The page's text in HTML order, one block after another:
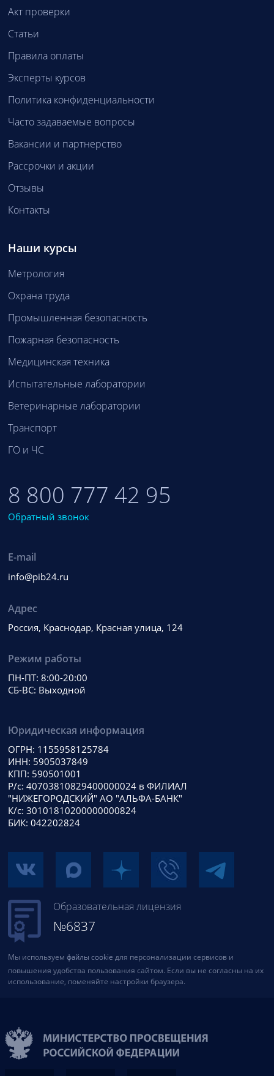
Акт проверки
Статьи
Правила оплаты
Эксперты курсов
Политика конфиденциальности
Часто задаваемые вопросы
Вакансии и партнерство
Рассрочки и акции
Отзывы
Контакты
Наши курсы
Метрология
Охрана труда
Промышленная безопасность
Пожарная безопасность
Медицинская техника
Испытательные лаборатории
Ветеринарные лаборатории
Транспорт
ГО и ЧС
8 800 777 42 95
Обратный звонок
E-mail
info@pib24.ru
Адрес
Россия, Краснодар, Красная улица, 124
Режим работы
ПН-ПТ: 8:00-20:00
СБ-ВС: Выходной
Юридическая информация
ОГРН: 1155958125784
ИНН: 5905037849
КПП: 590501001
Р/с: 40703810829400000024 в ФИЛИАЛ
"НИЖЕГОРОДСКИЙ" АО "АЛЬФА-БАНК"
К/с: 30101810200000000824
БИК: 042202824
Образовательная лицензия
№6837
Мы используем файлы cookie для персонализации сервисов и
повышения удобства пользования сайтом. Если вы не согласны на их
использование, поменяйте настройки браузера.